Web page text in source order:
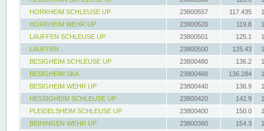
HORKHEIM SCHLEUSE UP
23800557 117.435
HORKHEIM WEHR UP
23800520 119.8
LAUFFEN SCHLEUSE UP
23800501 125.1
LAUFFEN
23800500 125.43
BESIGHEIM SCHLEUSE UP
23800480 136.2
BESIGHEIM SKA
23800460 136.284
BESIGHEIM WEHR UP
23800440 136.9
HESSIGHEIM SCHLEUSE UP
23800420 142.9
PLEIDELSHEIM SCHLEUSE UP
23800400 150.0
BEIHINGEN WEHR UP
23800360 154.3